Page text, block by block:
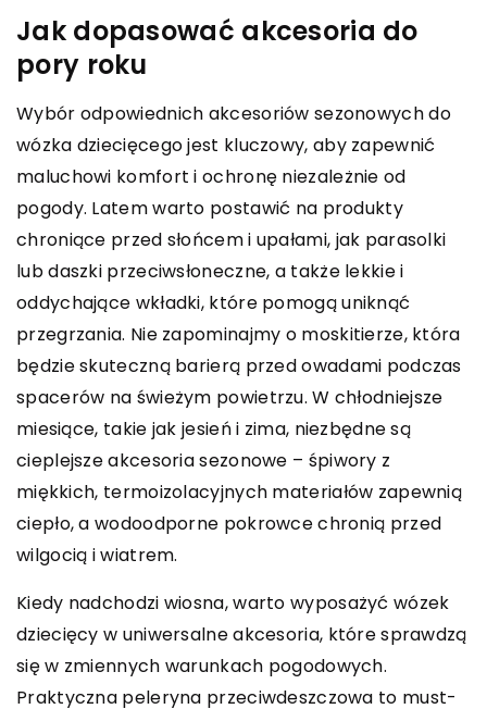
Jak dopasować akcesoria do
pory roku
Wybór odpowiednich akcesoriów sezonowych do
wózka dziecięcego jest kluczowy, aby zapewnić
maluchowi komfort i ochronę niezależnie od
pogody. Latem warto postawić na produkty
chroniące przed słońcem i upałami, jak parasolki
lub daszki przeciwsłoneczne, a także lekkie i
oddychające wkładki, które pomogą uniknąć
przegrzania. Nie zapominajmy o moskitierze, która
będzie skuteczną barierą przed owadami podczas
spacerów na świeżym powietrzu. W chłodniejsze
miesiące, takie jak jesień i zima, niezbędne są
cieplejsze akcesoria sezonowe – śpiwory z
miękkich, termoizolacyjnych materiałów zapewnią
ciepło, a wodoodporne pokrowce chronią przed
wilgocią i wiatrem.
Kiedy nadchodzi wiosna, warto wyposażyć wózek
dziecięcy w uniwersalne akcesoria, które sprawdzą
się w zmiennych warunkach pogodowych.
Praktyczna peleryna przeciwdeszczowa to must-